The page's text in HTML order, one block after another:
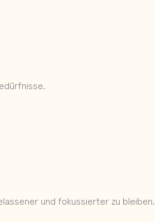
und fokussierter zu bleiben.